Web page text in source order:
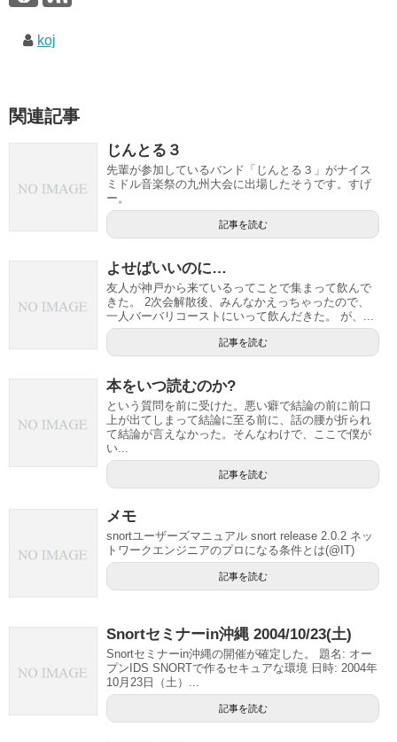
koj
関連記事
じんとる３
先輩が参加しているバンド「じんとる３」がナイス
ミドル音楽祭の九州大会に出場したそうです。すげ
ー。
記事を読む
よせばいいのに…
友人が神戸から来ているってことで集まって飲んで
きた。 2次会解散後、みんなかえっちゃったので、
一人バーバリコーストにいって飲んだきた。 が、...
記事を読む
本をいつ読むのか?
という質問を前に受けた。悪い癖で結論の前に前口
上が出てしまって結論に至る前に、話の腰が折られ
て結論が言えなかった。そんなわけで、ここで僕が
い...
記事を読む
メモ
snortユーザーズマニュアル snort release 2.0.2 ネッ
トワークエンジニアのプロになる条件とは(@IT)
記事を読む
Snortセミナーin沖縄 2004/10/23(土)
Snortセミナーin沖縄の開催が確定した。 題名: オー
プンIDS SNORTで作るセキュアな環境 日時: 2004年
10月23日（土）...
記事を読む